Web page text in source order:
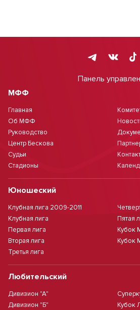
Панель
МФФ
Главная
Об МФФ
Руководство
Центр Бескова
Судьи
Стадионы
Юношеский
Клубная лига 2009-2011
Клубная лига
Первая лига
Вторая лига
Третья лига
Пятая
Кубок
Кубок
Любительский
Дивизион "А"
Дивизион "Б"
Кубок